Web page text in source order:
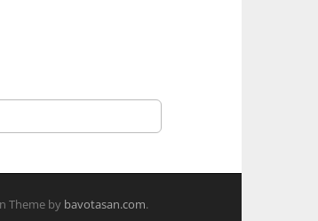
Theme by bavotasan.com.